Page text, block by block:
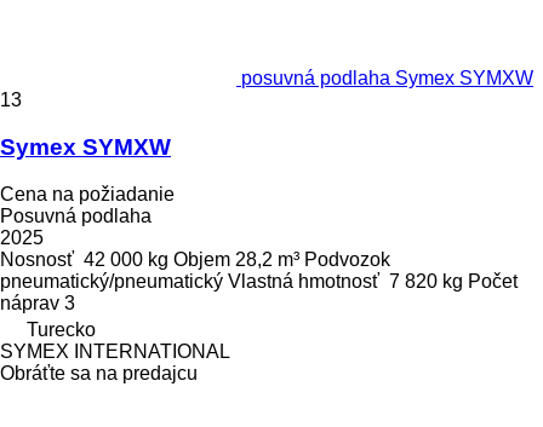
posuvná podlaha Symex SYMXW
13
Symex SYMXW
Cena na požiadanie
Posuvná podlaha
2025
Nosnosť 42 000 kg Objem 28,2 m³ Podvozok
pneumatický/pneumatický Vlastná hmotnosť 7 820 kg Počet
náprav 3
Turecko
SYMEX INTERNATIONAL
Obráťte sa na predajcu